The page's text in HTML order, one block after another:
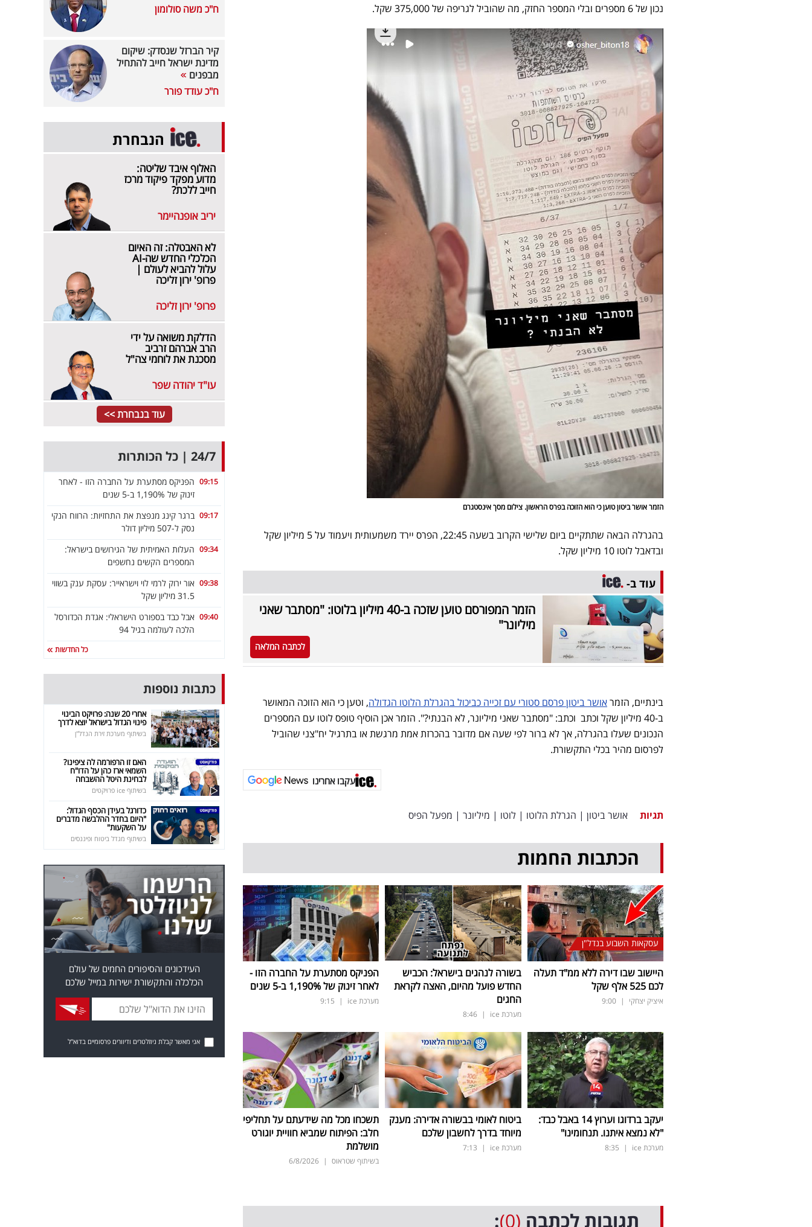
נכון של 6 מספרים ובלי המספר החזק, מה שהוביל לגריפה של 375,000 שקל.
הזמר אושר ביטון טוען כי הוא הזוכה בפרס הראשון. צילום מסך אינסטגרם
בהגרלה הבאה שתתקיים ביום שלישי הקרוב בשעה 22:45, הפרס יירד משמעותית ויעמוד על 5 מיליון שקל
ובדאבל לוטו 10 מיליון שקל.
עוד ב-
הזמר המפורסם טוען שזכה ב-40 מיליון בלוטו: "מסתבר שאני
מיליונר"
לכתבה המלאה
בינתיים, הזמראושר ביטון פרסם סטורי עם זכייה כביכול בהגרלת הלוטו הגדולה, וטען כי הוא הזוכה המאושר
ב-40 מיליון שקל וכתב וכתב: "מסתבר שאני מיליונר, לא הבנתי?". הזמר אכן הוסיף טופס לוטו עם המספרים
הנכונים שעלו בהגרלה, אך לא ברור לפי שעה אם מדובר בהכרזת אמת מרגשת או בתרגיל יח"צני שהוביל
לפרסום מהיר בכלי התקשורת.
עקבו אחרינו
תגיות אושר ביטון | הגרלת הלוטו | לוטו | מיליונר | מפעל הפיס
הכתבות החמות
עסקאות השבוע בנדל"ן
היישוב שבו דירה ללא ממ"ד תעלה
לכם 525 אלף שקל
איציק יצחקי |
9:00
בשורה לנהגים בישראל: הכביש
החדש פועל מהיום, האצה לקראת
החגים
מערכת ice |
8:46
הפניקס מסתערת על החברה הזו -
לאחר זינוק של 1,190% ב-5 שנים
מערכת ice |
9:15
יעקב ברדוגו וערוץ 14 באבל כבד:
"לא נמצא איתנו. תנחומינו"
מערכת ice |
8:35
ביטוח לאומי בבשורה אדירה: מענק
מיוחד בדרך לחשבון שלכם
מערכת ice |
7:13
תשכחו מכל מה שידעתם על תחליפי
חלב: הפיתוח שמביא חוויית יוגורט
מושלמת
בשיתוף שטראוס |
6/8/2026
תגובות לכתבה (0)
:
ח"כ משה סולומון
קיר הברזל שנסדק: שיקום
מדינת ישראל חייב להתחיל
מבפנים
ח"כ עודד פורר
הנבחרת
האלוף איבד שליטה:
מדוע מפקד פיקוד מרכז
חייב ללכת?
יריב אופנהיימר
לא האבטלה: זה האיום
הכלכלי החדש שה-AI
עלול להביא לעולם |
פרופ' ירון זליכה
פרופ' ירון זליכה
הדלקת משואה על ידי
הרב אברהם זרביב
מסכנת את לוחמי צה"ל
עו"ד יהודה שפר
עוד בנבחרת >>
24/7 | כל הכותרות
09:15 הפניקס מסתערת על החברה הזו - לאחר
זינוק של 1,190% ב-5 שנים
09:17 ברגר קינג מנפצת את התחזיות: הרווח הנקי
נסק ל-507 מיליון דולר
09:34 העלות האמיתית של הגירושים בישראל:
המספרים הקשים נחשפים
09:38 אור ירוק לרמי לוי וישראייר: עסקת ענק בשווי
31.5 מיליון שקל
09:40 אבל כבד בספורט הישראלי: אגדת הכדורסל
הלכה לעולמה בגיל 94
כל החדשות
כתבות נוספות
אחרי 20 שנה: פרויקט הבינוי
פינוי הגדול בישראל יוצא לדרך
בשיתוף מערכת זירת הנדל"ן
האם זו הרפורמה לה ציפינו?
השמאי ארז כהן על הדו"ח
לבחינת היטל ההשבחה
בשיתוף ice פרויקטים
כדורגל בעידן הכסף הגדול:
"היום בחדר ההלבשה מדברים
על השקעות"
בשיתוף מגדל ביטוח ופיננסים
העידכונים והסיפורים החמים של עולם
הכלכלה והתקשורת ישירות במייל שלכם
אני מאשר קבלת ניוזלטרים ודיוורים פרסומיים בדוא"ל